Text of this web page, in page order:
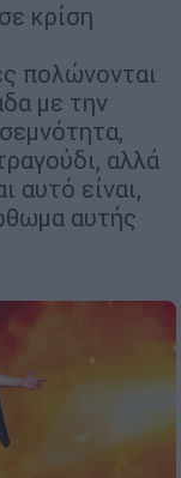
κρίση
πολώνονται
με την
αλλά
αυτό είναι,
αυτής